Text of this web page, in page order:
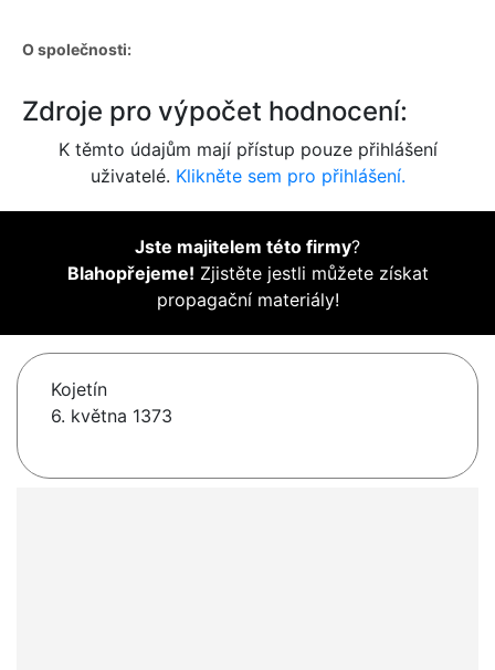
O společnosti:
Zdroje pro výpočet hodnocení:
K těmto údajům mají přístup pouze přihlášení
uživatelé. Klikněte sem pro přihlášení.
Jste majitelem této firmy?
Blahopřejeme! Zjistěte jestli můžete získat
propagační materiály!
Kojetín
6. května 1373